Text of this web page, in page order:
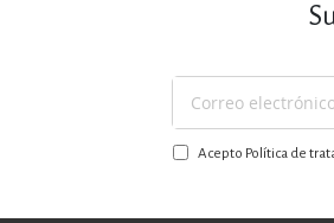
Suscríbase
a
nuestroAcepto Política de